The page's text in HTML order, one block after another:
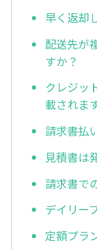
早く返却
配送先が
すか？
クレジッ
載されま
請求書払
見積書は
請求書で
デイリー
定額プラ